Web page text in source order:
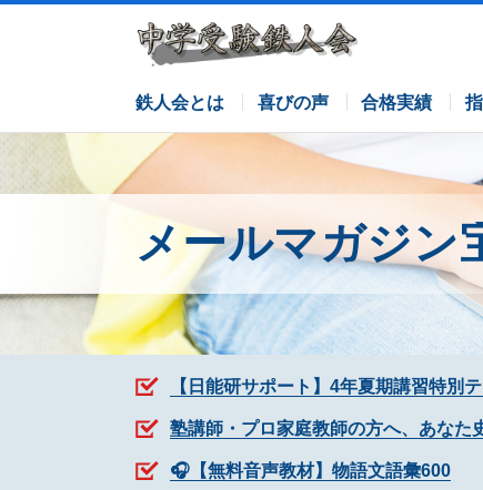
鉄人会とは 喜びの声 合格実績
サピックスコース
栄光ゼミナールコース 各塾併
メールマガジン
【日能研サポート】4年夏期講習特別
塾講師・プロ家庭教師の方へ、あなた
🎧【無料音声教材】物語文語彙600